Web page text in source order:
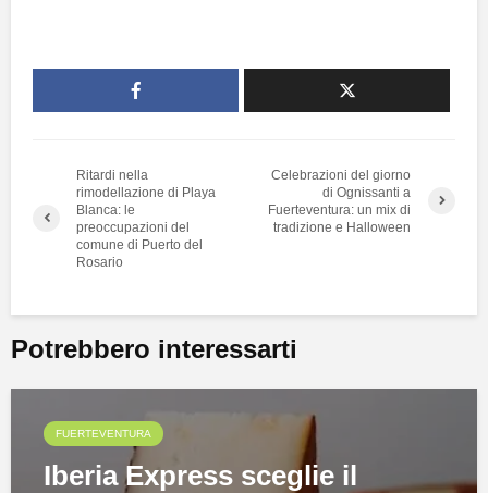
Ritardi nella
rimodellazione di Playa
Blanca: le
preoccupazioni del
comune di Puerto del
Rosario
Celebrazioni del giorno
di Ognissanti a
Fuerteventura: un mix di
tradizione e Halloween
Potrebbero interessarti
FUERTEVENTURA
Iberia Express sceglie il